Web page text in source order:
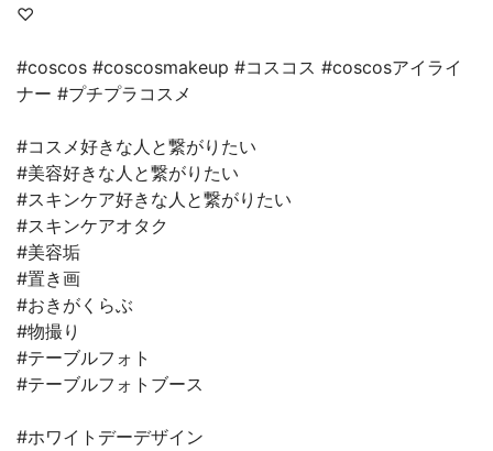
♡
#coscos #coscosmakeup #コスコス #coscosアイライ
ナー #プチプラコスメ
#コスメ好きな人と繋がりたい
#美容好きな人と繋がりたい
#スキンケア好きな人と繋がりたい
#スキンケアオタク
#美容垢
#置き画
#おきがくらぶ
#物撮り
#テーブルフォト
#テーブルフォトブース
#ホワイトデーデザイン